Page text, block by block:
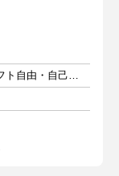
週2日以上 1日4時間以上 シフト自由・自己申告